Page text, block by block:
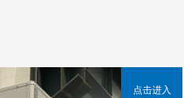
点击进入